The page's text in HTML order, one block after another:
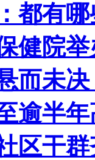
都有
健院
而未
逾半
区干